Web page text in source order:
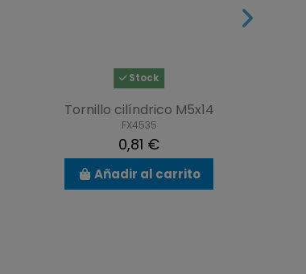
Stock
Tornillo cilíndrico M5x14
FX4535
0,81 €
Añadir al carrito